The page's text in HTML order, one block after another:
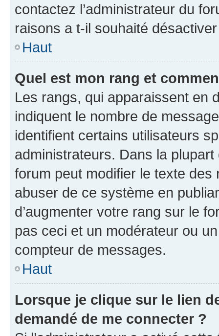
contactez l’administrateur du
raisons a t-il souhaité
Haut
Quel est mon rang et
Les rangs, qui apparaissent en
indiquent le nombre de
identifient certains utilisateurs
administrateurs. Dans la
forum peut modifier le texte
abuser de ce système en
d’augmenter votre rang sur le
pas ceci et un modérateur ou
compteur de messages.
Haut
Lorsque je clique sur le lien
demandé de me connecter ?